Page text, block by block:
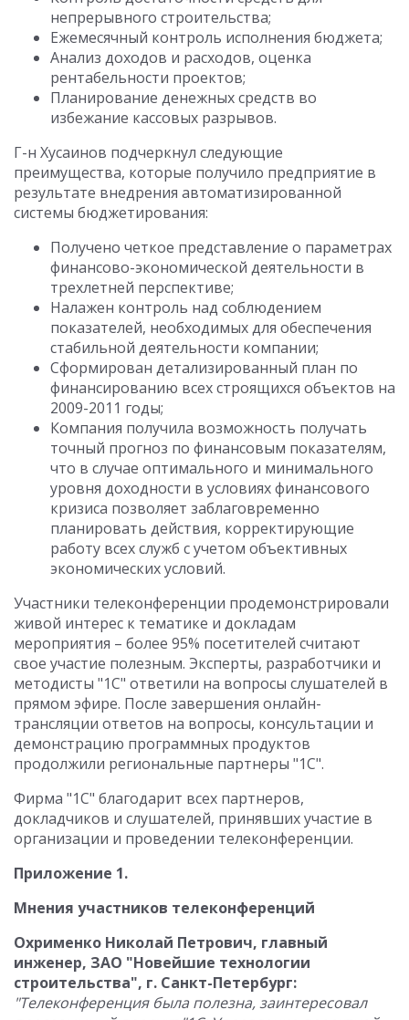
непрерывного строительства;
Ежемесячный контроль исполнения бюджета;
Анализ доходов и расходов, оценка
рентабельности проектов;
Планирование денежных средств во
избежание кассовых разрывов.
Г-н Хусаинов подчеркнул следующие
преимущества, которые получило предприятие в
результате внедрения автоматизированной
системы бюджетирования:
Получено четкое представление о параметрах
финансово-экономической деятельности в
трехлетней перспективе;
Налажен контроль над соблюдением
показателей, необходимых для обеспечения
стабильной деятельности компании;
Сформирован детализированный план по
финансированию всех строящихся объектов на
2009-2011 годы;
Компания получила возможность получать
точный прогноз по финансовым показателям,
что в случае оптимального и минимального
уровня доходности в условиях финансового
кризиса позволяет заблаговременно
планировать действия, корректирующие
работу всех служб с учетом объективных
экономических условий.
Участники телеконференции продемонстрировали
живой интерес к тематике и докладам
мероприятия – более 95% посетителей считают
свое участие полезным. Эксперты, разработчики и
методисты "1С" ответили на вопросы слушателей в
прямом эфире. После завершения онлайн-
трансляции ответов на вопросы, консультации и
демонстрацию программных продуктов
продолжили региональные партнеры "1С".
Фирма "1С" благодарит всех партнеров,
докладчиков и слушателей, принявших участие в
организации и проведении телеконференции.
Приложение 1.
Мнения участников телеконференций
Охрименко Николай Петрович, главный
инженер, ЗАО "Новейшие технологии
строительства", г. Санкт-Петербург:
"Телеконференция была полезна, заинтересовал